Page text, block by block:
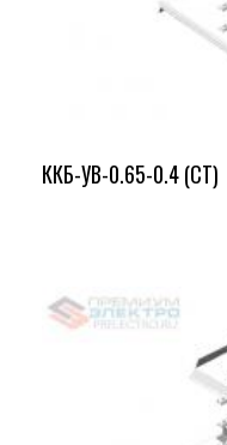
ККБ-УВ-0.65-0.4 (СТ)